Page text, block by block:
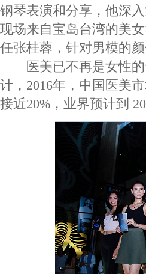
钢琴表演和分享，他深
现场来自宝岛台湾的美
任张桂蓉，针对男模的
医美已不再是女性的
计，2016年，中国医美
接近20%，业界预计到